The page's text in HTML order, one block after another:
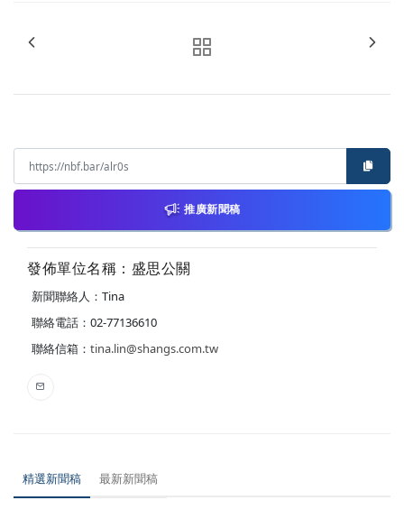
推廣新聞稿
發佈單位名稱：盛思公關
新聞聯絡人：Tina
聯絡電話：02-77136610
聯絡信箱： tina.lin@shangs.com.tw
精選新聞稿 最新新聞稿